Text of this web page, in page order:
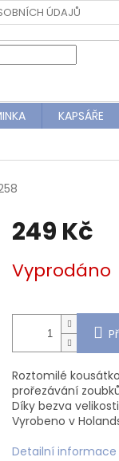
ÚDAJŮ
KAPSÁŘE
249 Kč
cena:
Vyprodáno
Roztomilé
prořezávání
Díky bezva
Vyrobeno v
Detailní informace